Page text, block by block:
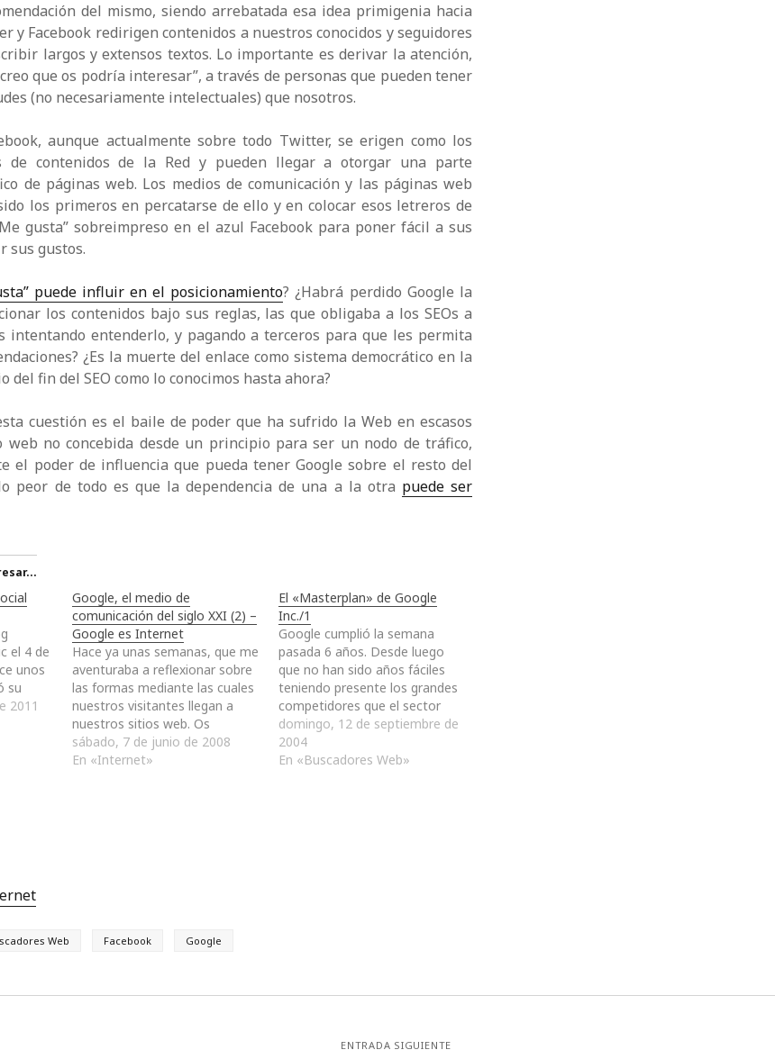
del mismo, siendo arrebatada esa idea primigenia hacia
y Facebook redirigen contenidos a nuestros conocidos y seguidores
largos y extensos textos. Lo importante es derivar la atención,
que os podría interesar”, a través de personas que pueden tener
(no necesariamente intelectuales) que nosotros.
aunque actualmente sobre todo Twitter, se erigen como los
de contenidos de la Red y pueden llegar a otorgar una parte
de páginas web. Los medios de comunicación y las páginas web
los primeros en percatarse de ello y en colocar esos letreros de
gusta” sobreimpreso en el azul Facebook para poner fácil a sus
sus gustos.
puede influir en el posicionamiento? ¿Habrá perdido Google la
los contenidos bajo sus reglas, las que obligaba a los SEOs a
intentando entenderlo, y pagando a terceros para que les permita
¿Es la muerte del enlace como sistema democrático en la
del fin del SEO como lo conocimos hasta ahora?
cuestión es el baile de poder que ha sufrido la Web en escasos
web no concebida desde un principio para ser un nodo de tráfico,
el poder de influencia que pueda tener Google sobre el resto del
peor de todo es que la dependencia de una a la otra puede ser
el 4 de
unos
su
2011
Google, el medio de
comunicación del siglo XXI (2) –
Google es Internet
Hace ya unas semanas, que me
aventuraba a reflexionar sobre
las formas mediante las cuales
nuestros visitantes llegan a
nuestros sitios web. Os
refresco la memoria u os
pongo al día si no llegasteis a
sábado, 7 de junio de 2008
En «Internet»
El «Masterplan» de Google
Inc./1
Google cumplió la semana
pasada 6 años. Desde luego
que no han sido años fáciles
teniendo presente los grandes
competidores que el sector
tecnológico tiene, algunos
controlan el 90% de los
ordenadores del planeta, como
domingo, 12 de septiembre de
2004
En «Buscadores Web»
Web Facebook Google
ENTRADA SIGUIENTE